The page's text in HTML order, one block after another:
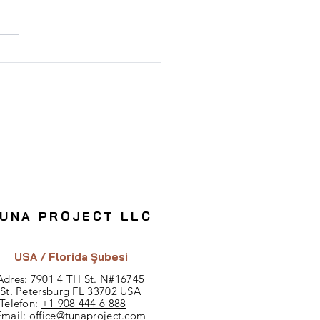
PROJECT LLC
USA / Florida Şubesi
7901 4 TH St. N#16745
St. Petersburg FL 33702 USA
Telefon: +1 908 444 6 888
office@tunaproject.com